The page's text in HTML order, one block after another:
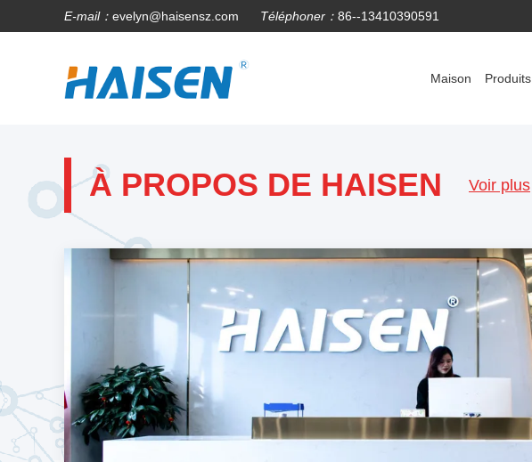
E-mail： evelyn@haisensz.com Téléphoner： 86--13410390591
Maison Produits
À PROPOS DE HAISEN Voir plus